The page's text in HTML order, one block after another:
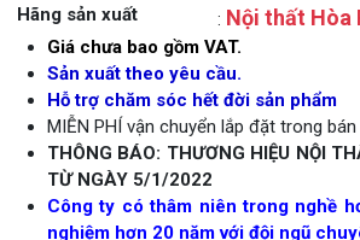
Hãng sản xuất
: Nội thất Hòa
Giá chưa bao gồm VAT.
Sản xuất theo yêu cầu.
Hỗ trợ chăm sóc hết đời sản phẩm
MIỄN PHÍ vận chuyển lắp đặt trong
THÔNG BÁO: THƯƠNG HIỆU NỘI
TỪ NGÀY 5/1/2022
Công ty có thâm niên trong nghề
nghiệm hơn 20 năm với đội ngũ